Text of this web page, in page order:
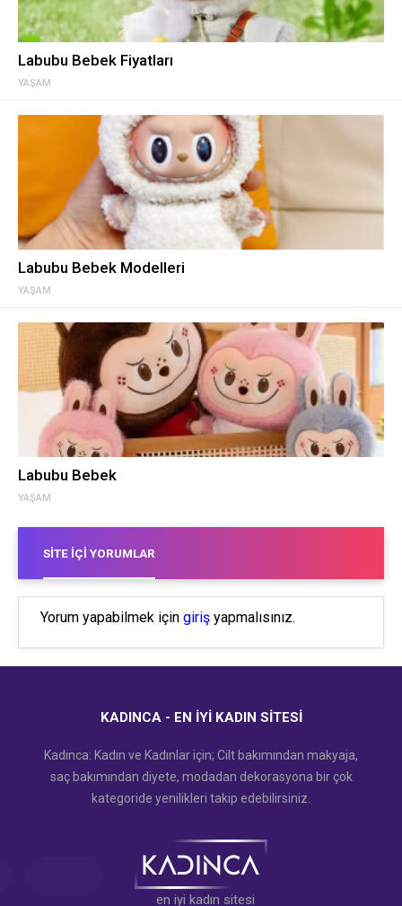
YAŞAM
Labubu Bebek Fiyatları
YAŞAM
Labubu Bebek Modelleri
YAŞAM
Labubu Bebek
SITE İÇI YORUMLAR
Yorum yapabilmek için giriş yapmalısınız.
KADINCA - EN İYI KADIN SITESI
Kadınca: Kadın ve Kadınlar için; Cilt bakımından makyaja,
saç bakımından diyete, modadan dekorasyona bir çok
kategoride yenilikleri takip edebilirsiniz.
en iyi kadın sitesi